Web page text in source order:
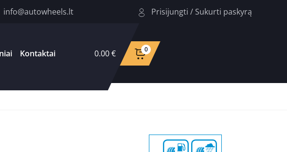
info@autowheels.lt Prisijungti / Sukurti paskyrą
Kontaktai 0.00 € 0